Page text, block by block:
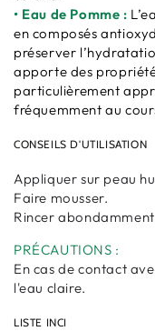
• Eau de Pomme :
en composés
préserver
apporte des
particulièrement
fréquemment au
CONSEILS D'UTILISATION
Appliquer sur peau
Faire mousser.
Rincer
PRÉCAUTIONS :
En cas de contact
l'eau claire.
LISTE INCI